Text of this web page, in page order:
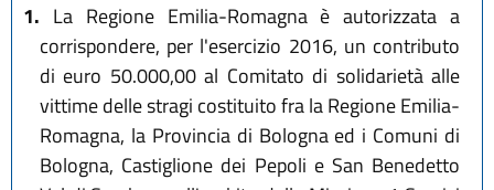
1. La Regione Emilia-Romagna è autorizzata a
corrispondere, per l'esercizio 2016, un contributo
di euro 50.000,00 al Comitato di solidarietà alle
vittime delle stragi costituito fra la Regione Emilia-
Romagna, la Provincia di Bologna ed i Comuni di
Bologna, Castiglione dei Pepoli e San Benedetto